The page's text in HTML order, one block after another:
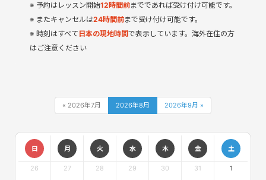
予約はレッスン開始12時間前までであれば受け付け可能です。
またキャンセルは24時間前まで受け付け可能です。
時刻はすべて 日本の現地時間で表示しています。海外在住の方
はご注意ください
« 2026年7月 2026年8月 2026年9月 »
日 月 火 水 木 金 土
26 27 28 29 30 31 1